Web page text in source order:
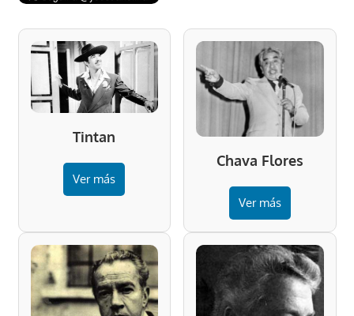
Tintan
Ver más
Chava Flores
Ver más